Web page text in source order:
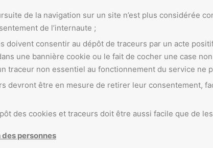
de la navigation sur un site n’est plus considérée
de l’internaute ;
doivent consentir au dépôt de traceurs par un acte
une bannière cookie ou le fait de cocher une case
traceur non essentiel au fonctionnement du service ne
devront être en mesure de retirer leur consentement,
des cookies et traceurs doit être aussi facile que de
des personnes